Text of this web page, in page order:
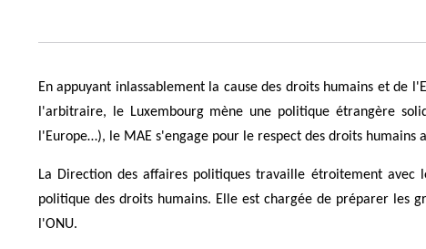
En appuyant inlassablement la cause des droits humains et
l'arbitraire, le Luxembourg mène une politique étrangère
l'Europe…), le MAE s'engage pour le respect des droits
La Direction des affaires politiques travaille étroitement avec
politique des droits humains. Elle est chargée de préparer les
l'ONU.